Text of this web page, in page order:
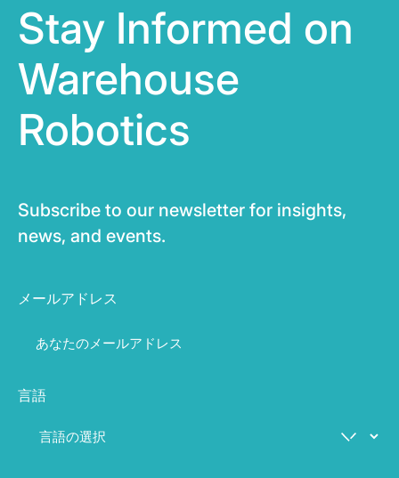
Stay Informed on
Warehouse
Robotics
Subscribe to our newsletter for insights,
news, and events.
メールアドレス
言語